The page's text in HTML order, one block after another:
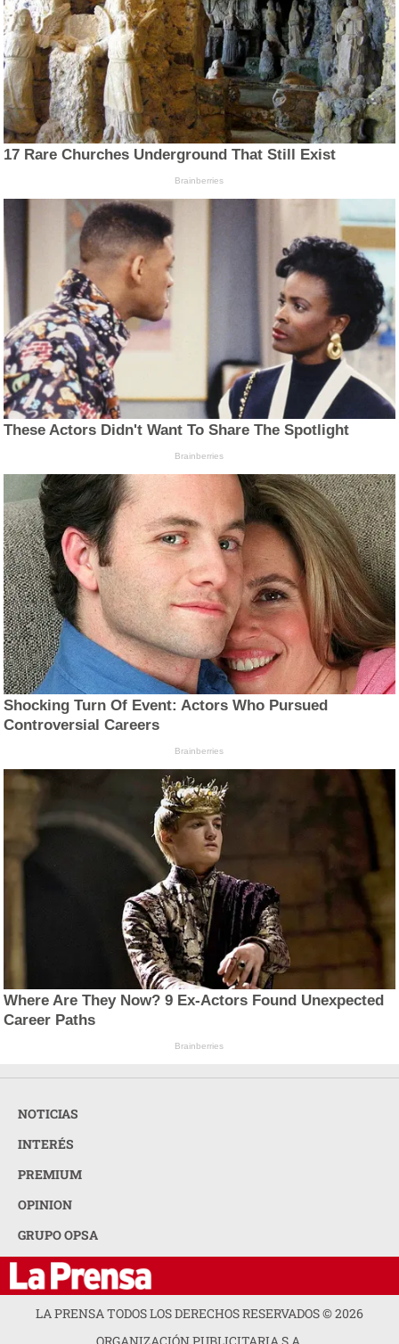
17 Rare Churches Underground That Still Exist
Brainberries
These Actors Didn't Want To Share The Spotlight
Brainberries
Shocking Turn Of Event: Actors Who Pursued
Controversial Careers
Brainberries
Where Are They Now? 9 Ex-Actors Found Unexpected
Career Paths
Brainberries
NOTICIAS
INTERÉS
PREMIUM
OPINION
GRUPO OPSA
LA PRENSA TODOS LOS DERECHOS RESERVADOS ©2026